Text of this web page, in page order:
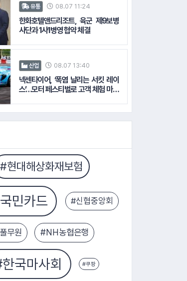
유통 08.07 11:24
한화호텔앤드리조트, 육군 제9보병
사단과 1사1병영 협약 체결
산업 08.07 13:40
넥센타이어, ‘폭염 날리는 서킷 레이
스’…모터 페스티벌로 고객 체험 마케
#대상